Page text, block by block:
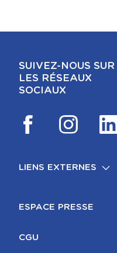
SUIVEZ-NOUS SUR
LES RÉSEAUX
SOCIAUX
LIENS EXTERNES
ESPACE PRESSE
CGU